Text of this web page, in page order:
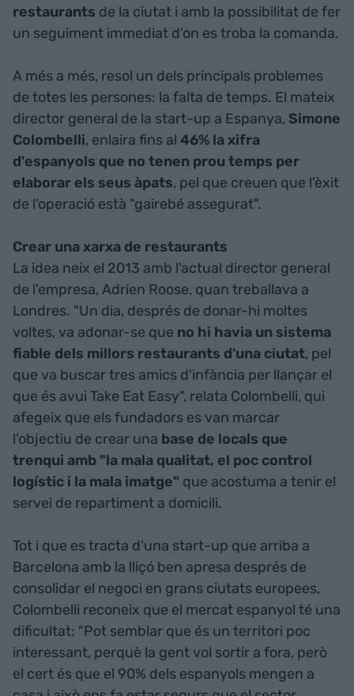
restaurants de la ciutat i amb la possibilitat de fer
un seguiment immediat d'on es troba la comanda.
A més a més, resol un dels principals problemes
de totes les persones: la falta de temps. El mateix
director general de la start-up a Espanya, Simone
Colombelli, enlaira fins al 46% la xifra
d'espanyols que no tenen prou temps per
elaborar els seus àpats, pel que creuen que l'èxit
de l'operació està "gairebé assegurat".
Crear una xarxa de restaurants
La idea neix el 2013 amb l'actual director general
de l'empresa, Adrien Roose, quan treballava a
Londres. "Un dia, després de donar-hi moltes
voltes, va adonar-se que no hi havia un sistema
fiable dels millors restaurants d'una ciutat, pel
que va buscar tres amics d'infància per llançar el
que és avui Take Eat Easy", relata Colombelli, qui
afegeix que els fundadors es van marcar
l'objectiu de crear una base de locals que
trenqui amb "la mala qualitat, el poc control
logístic i la mala imatge" que acostuma a tenir el
servei de repartiment a domicili.
Tot i que es tracta d'una start-up que arriba a
Barcelona amb la lliçó ben apresa després de
consolidar el negoci en grans ciutats europees,
Colombelli reconeix que el mercat espanyol té una
dificultat: "Pot semblar que és un territori poc
interessant, perquè la gent vol sortir a fora, però
el cert és que el 90% dels espanyols mengen a